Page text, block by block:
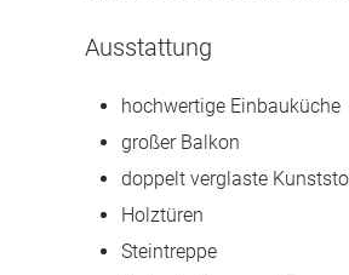
Ausstattung
hochwertige Einbauküche
großer Balkon
doppelt verglaste
Holztüren
Steintreppe